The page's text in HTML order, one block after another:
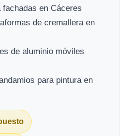
fachadas en Cáceres
de cremallera en
de aluminio móviles
para pintura en